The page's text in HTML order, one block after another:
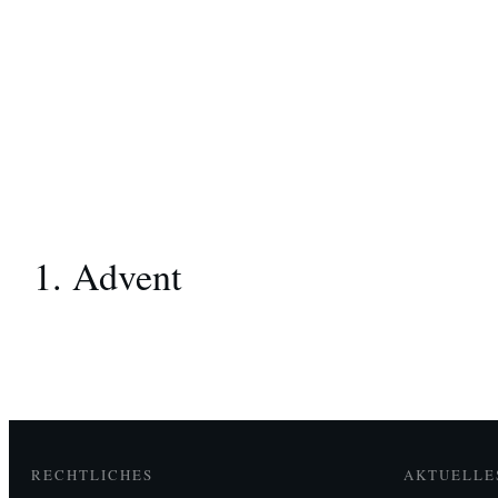
1. Advent
RECHTLICHES